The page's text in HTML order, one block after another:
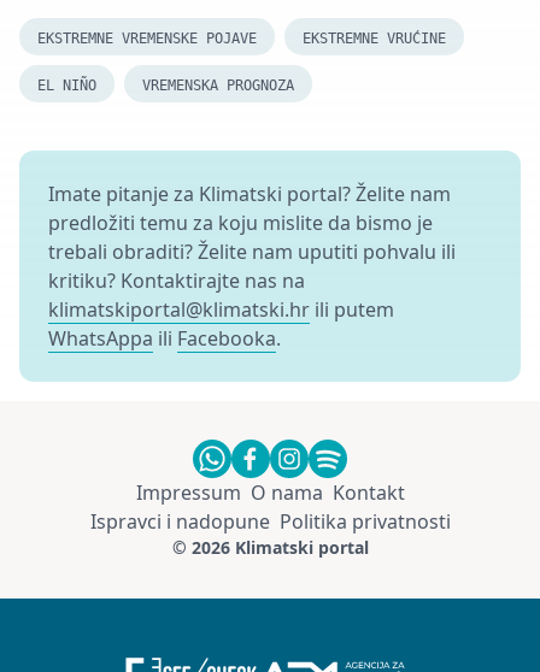
EKSTREMNE VREMENSKE POJAVE EKSTREMNE VRUĆINE
EL NIÑO VREMENSKA PROGNOZA
Imate pitanje za Klimatski portal? Želite nam
predložiti temu za koju mislite da bismo je
trebali obraditi? Želite nam uputiti pohvalu ili
kritiku? Kontaktirajte nas na
klimatskiportal@klimatski.hr ili putem
WhatsAppa ili Facebooka.
Impressum O nama Kontakt
Ispravci i nadopune Politika privatnosti
© 2026 Klimatski portal